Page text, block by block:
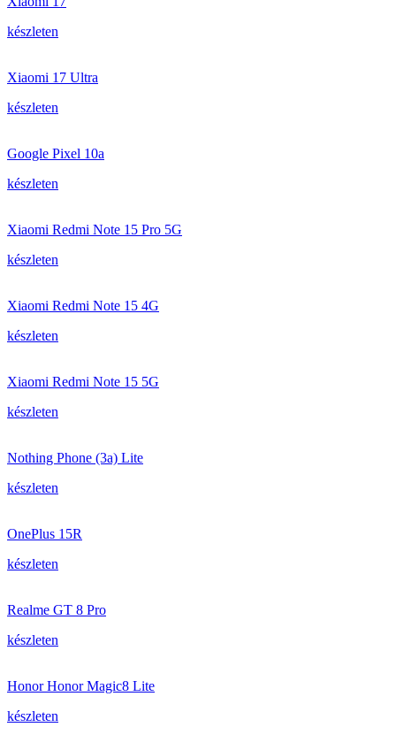
készleten
Xiaomi 17 Ultra
készleten
Google Pixel 10a
készleten
Xiaomi Redmi Note 15 Pro 5G
készleten
Xiaomi Redmi Note 15 4G
készleten
Xiaomi Redmi Note 15 5G
készleten
Nothing Phone (3a) Lite
készleten
OnePlus 15R
készleten
Realme GT 8 Pro
készleten
Honor Honor Magic8 Lite
készleten